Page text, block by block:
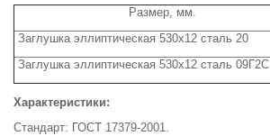
Размер, мм.
Заглушка эллиптическая 530х12 сталь 20
Заглушка эллиптическая 530х12 сталь 09Г2С
Характеристики:
Стандарт: ГОСТ 17379-2001.